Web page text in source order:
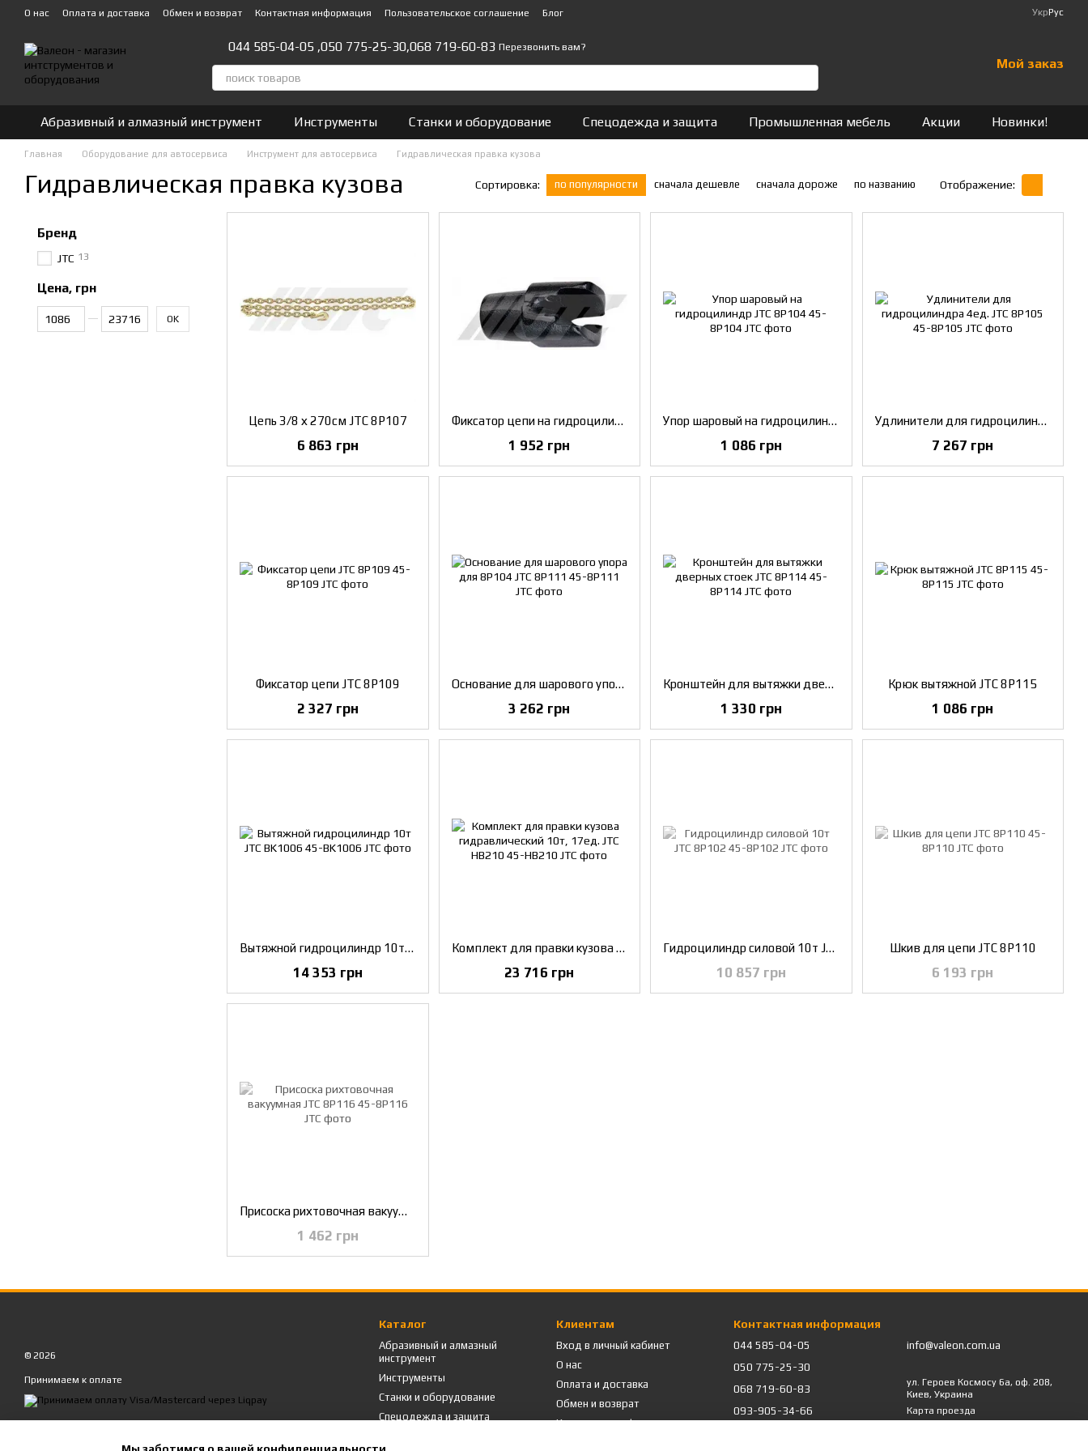
Перейти к основному контенту
О нас Оплата и доставка Обмен и возврат Контактная информация Пользовательское соглашение Блог УкрРус
044 585-04-05 ,050 775-25-30,068 719-60-83 Перезвонить вам?
Мой заказ
Абразивный и алмазный инструмент Инструменты Станки и оборудование Спецодежда и защита Промышленная мебель Акции Новинки!
Главная Оборудование для автосервиса Инструмент для автосервиса Гидравлическая правка кузова
Гидравлическая правка кузова Сортировка: по популярности сначала дешевле сначала дороже по названию Отображение:
Цепь 3/8 х 270см JTC 8P107
6 863 грн
Фиксатор цепи на гидроцилиндр JTC 8P103
1 952 грн
Упор шаровый на гидроцилиндр JTC 8P104
1 086 грн
Удлинители для гидроцилиндра 4ед. JTC 8P105
7 267 грн
Фиксатор цепи JTC 8P109
2 327 грн
Основание для шарового упора для 8Р104 JTC 8P111
3 262 грн
Кронштейн для вытяжки дверных стоек JTC 8P114
1 330 грн
Крюк вытяжной JTC 8P115
1 086 грн
Вытяжной гидроцилиндр 10т JTC BK1006
14 353 грн
Комплект для правки кузова гидравлический 10т, 17ед. JTC HB210
23 716 грн
Гидроцилиндр силовой 10т JTC 8P102
10 857 грн
Шкив для цепи JTC 8P110
6 193 грн
Присоска рихтовочная вакуумная JTC 8P116
1 462 грн
Бренд
JTC 13
Цена, грн
OK
© 2026
Принимаем к оплате
Каталог
Абразивный и алмазный
инструмент
Инструменты
Станки и оборудование
Спецодежда и защита
Клиентам
Вход в личный кабинет
О нас
Оплата и доставка
Обмен и возврат
Контактная информация
Контактная информация
044 585-04-05
050 775-25-30
068 719-60-83
093-905-34-66
info@valeon.com.ua
ул. Героев Космосу 6а, оф. 208,
Киев, Украина
Карта проезда
Мы заботимся о вашей конфиденциальности